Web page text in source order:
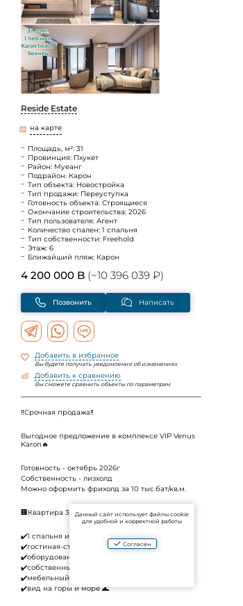
Reside Estate
на карте
Площадь, м²: 31
Провинция: Пхукет
Район: Муеанг
Подрайон: Карон
Тип объекта: Новостройка
Тип продажи: Переуступка
Готовность объекта: Строящиеся
Окончание строительства: 2026
Тип пользователя: Агент
Количество спален: 1 спальня
Тип собственности: Freehold
Этаж: 6
Ближайший пляж: Карон
4 200 000 B (~10 396 039 ₽)
Позвонить Написать
Добавить в избранное
Вы будете получать уведомления об изменениях
Добавить к сравнению
Вы сможете сравнить объекты по параметрам
‼️Срочная продажа‼️
Выгодное предложение в комплексе VIP Venus
Karon🔥
Готовность - октябрь 2026г
Собственность - лизхолд
Можно оформить фрихолд за 10 тыс.бат/кв.м.
🏢Квартира 31 кв.м, 6 этаж
✔️1 спальня и санузел
✔️гостиная-столовая зоны
✔️оборудованная кухня
✔️собственный балкон
✔️мебельный пакет включен
✔️вид на горы и море 🌊
Данный сайт использует файлы cookie
для удобной и корректной работы
Согласен